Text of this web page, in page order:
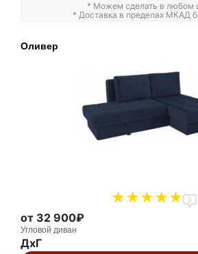
* Можем сделать в любом
* Доставка в пределах МКАД
Оливер
3
от 32 900₽
Угловой диван
ДxГ